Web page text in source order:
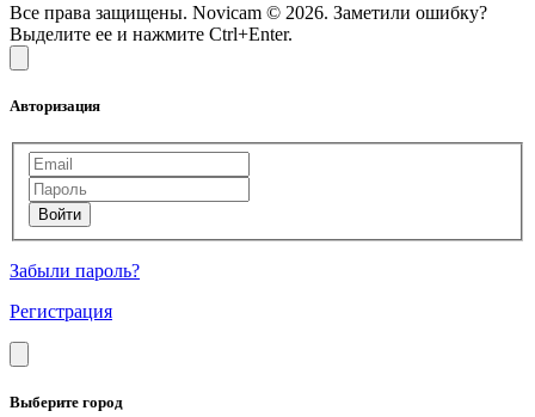
Все права защищены. Novicam © 2026. Заметили ошибку?
Выделите ее и нажмите Ctrl+Enter.
Авторизация
Забыли пароль?
Регистрация
Выберите город